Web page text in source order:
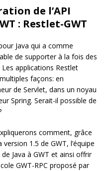
de l’API
: Restlet-GWT
Java qui a comme
de supporter à la fois des
applications Restlet
façons: en
de Servlet, dans un noyau
Spring. Serait-il possible de
comment, grâce
1.5 de GWT, l’équipe
Java à GWT et ainsi offrir
GWT-RPC proposé par